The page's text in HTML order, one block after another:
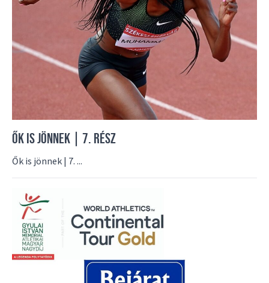
ŐK IS JÖNNEK | 7. RÉSZ
Ők is jönnek | 7. ...